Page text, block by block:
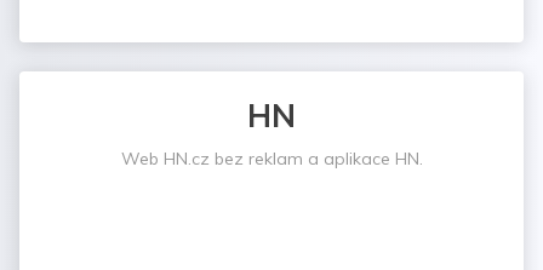
HN
Web HN.cz bez reklam a aplikace HN.